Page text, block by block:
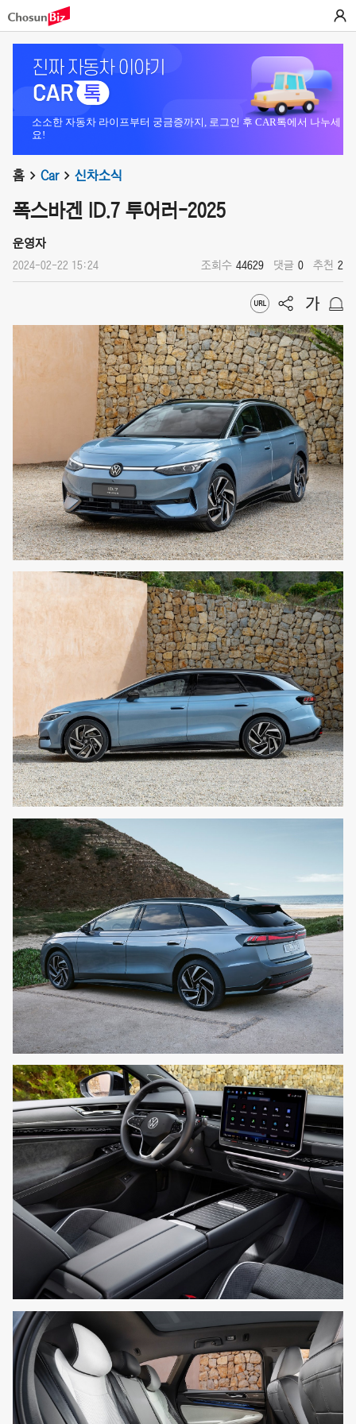
소소한 자동차 라이프부터 궁금증까지, 로그인 후 CAR톡에서 나누세
요!
홈 Car 신차소식
폭스바겐 ID.7 투어러-2025
운영자
2024-02-22 15:24 조회수 44629 댓글 0 추천 2